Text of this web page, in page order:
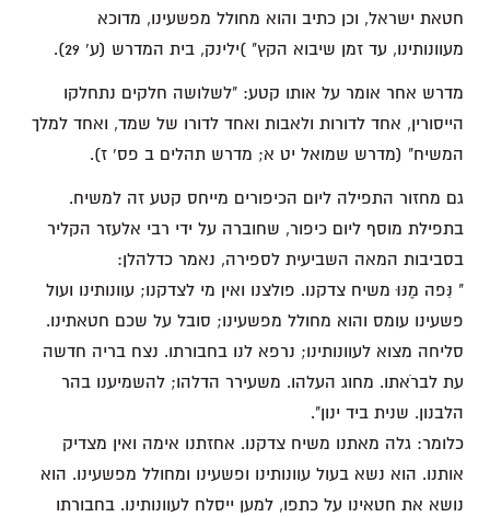
חטאת ישראל, וכן כתיב והוא מחולל מפשעינו, מדוכא
מעוונותינו, עד זמן שיבוא הקץ" )ילינק, בית המדרש (ע' 29).
מדרש אחר אומר על אותו קטע: "לשלושה חלקים נתחלקו
הייסורין, אחד לדורות ולאבות ואחד לדורו של שמד, ואחד למלך
המשיח" (מדרש שמואל יט א; מדרש תהלים ב פס' ז).
גם מחזור התפילה ליום הכיפורים מייחס קטע זה למשיח.
בתפילת מוסף ליום כיפור, שחוברה על ידי רבי אלעזר הקליר
בסביבות המאה השביעית לספירה, נאמר כדלהלן:
" נִּפה מֶנּוּ משיח צדקנו. פולצנו ואין מי לצדקנו; עוונותינו ועול
פשעינו עומס והוא מחולל מפשעינו; סובל על שכם חטאתינו.
סליחה מצוא לעוונותינו; נרפא לנו בחבורתו. נצח בריה חדשה
עת לברֹאתו. מחוג העלהו. משעירר הדלהו; להשמיענו בהר
הלבנון. שנית ביד ינון".
כלומר: גלה מאתנו משיח צדקנו. אחזתנו אימה ואין מצדיק
אותנו. הוא נשא בעול עוונותינו ופשעינו ומחולל מפשעינו. הוא
נושא את חטאינו על כתפו, למען ייסלח לעוונותינו. בחבורתו